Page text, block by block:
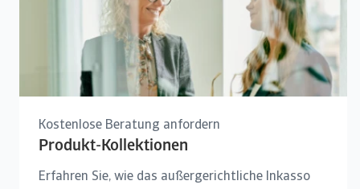
Kostenlose Beratung anfordern
Produkt-Kollektionen
Erfahren Sie, wie das außergerichtliche Inkasso